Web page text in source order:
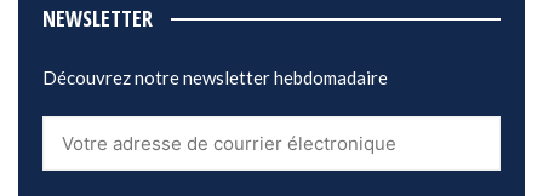
NEWSLETTER
Découvrez notre newsletter hebdomadaire